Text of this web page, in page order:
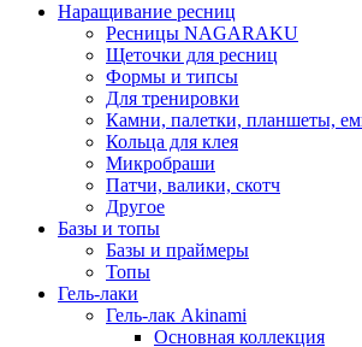
Наращивание ресниц
Ресницы NAGARAKU
Щеточки для ресниц
Формы и типсы
Для тренировки
Камни, палетки, планшеты,
Кольца для клея
Микробраши
Патчи, валики, скотч
Другое
Базы и топы
Базы и праймеры
Топы
Гель-лаки
Гель-лак Akinami
Основная коллекция